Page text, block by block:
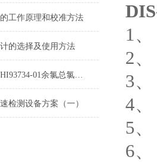
工作原理和校准方法
的选择及使用方法
意大利哈纳HI93734-01余氯总氯试剂操作说明
检测设备方案（一）
1
2
3
4
5
6